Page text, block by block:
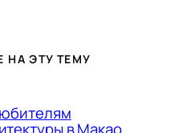
НА ЭТУ ТЕМУ